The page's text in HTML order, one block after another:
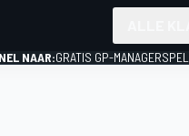
NAAR:GRATIS GP-MANAGERSPEL